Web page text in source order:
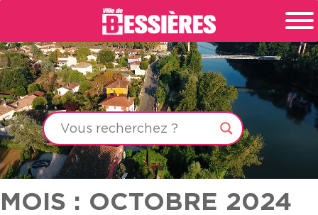
MOIS : OCTOBRE 2024